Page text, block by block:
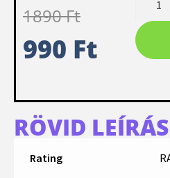
1890Ft
990 Ft
RÖVID LEÍRÁS
Rating